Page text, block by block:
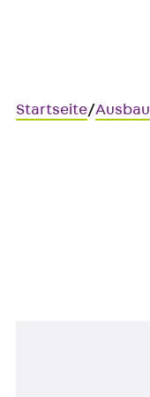
Startseite/Ausbau